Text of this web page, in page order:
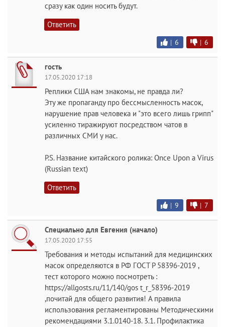
сразу как один носить будут.
Ответить
| 6 | 6
гость
17.05.2020 17:18
Реплики США нам знакомы, не правда ли?
Эту же пропаганду про бессмысленность масок,
нарушение прав человека и "это всего лишь грипп"
усиленно тиражируют посредством чатов в
различных СМИ у нас.
P.S. Название китайского ролика: Once Upon a Virus
(Russian text)
Ответить
| 9 | 7
Специально для Евгения (начало)
17.05.2020 17:55
Требования и методы испытаний для медицинских
масок определяются в РФ ГОСТ Р 58396-2019 ,
тест которого можно посмотреть :
https://allgosts.ru/11/140/gos t_r_58396-2019
,почитай для общего развития! А правила
использования регламентированы Методическими
рекомендациями 3.1.0140-18. 3.1. Профилактика